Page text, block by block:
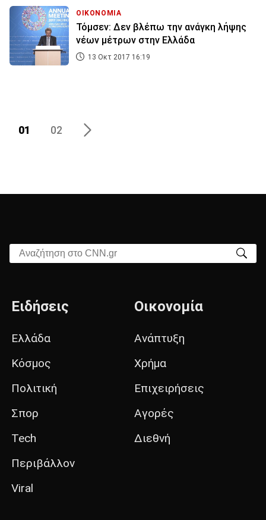
ΟΙΚΟΝΟΜΙΑ
Τόμσεν: Δεν βλέπω την ανάγκη λήψης
νέων μέτρων στην Ελλάδα
13 Οκτ 2017 16:19
01 02
Αναζήτηση στο CNN.gr
Ειδήσεις
Ελλάδα
Κόσμος
Πολιτική
Σπορ
Tech
Περιβάλλον
Viral
Οικονομία
Ανάπτυξη
Χρήμα
Επιχειρήσεις
Αγορές
Διεθνή